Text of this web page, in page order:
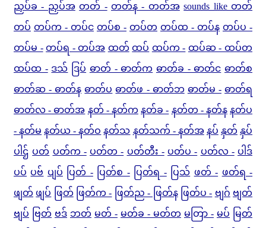
ညှပ်ခ - ညှပ်အ တတ် - တတ်န - တတ်အ sounds like တတ်
တပ် တပ်က - တပ်င တပ်စ - တပ်တ တပ်ထ - တပ်န တပ်ပ -
တပ်မ - တပ်ရ - တပ်အ ထတ် ထပ် ထပ်က - ထပ်ဆ - ထပ်တ
ထပ်ထ - ဒသ် ဒြပ် ဓာတ် - ဓာတ်က ဓာတ်ခ - ဓာတ်င ဓာတ်စ
ဓာတ်ဆ - ဓာတ်န ဓာတ်ပ ဓာတ်ဖ - ဓာတ်ဘ ဓာတ်မ - ဓာတ်ရ
ဓာတ်လ - ဓာတ်အ နတ် - နတ်က နတ်ခ - နတ်တ - နတ်န နတ်ပ
- နတ်မ နတ်ယ - နတ်ဝ နတ်သ နတ်သက် - နတ်အ နပ် နှတ် နှပ်
ပါဌ် ပတ် ပတ်က - ပတ်တ - ပတ်တီး - ပတ်ပ - ပတ်လ - ပါဒ်
ပပ် ပဗ် ပျပ် ပြတ် - ပြတ်စ - ပြတ်ရ - ပြသ် ဖတ် - ဖတ်ရ -
ဖျတ် ဖျပ် ဖြတ် ဖြတ်က - ဖြတ်ည - ဖြတ်န ဖြတ်ပ - ဗျဂ် ဗျတ်
ဗျပ် ဗြတ် ဗဒ် ဘတ် မတ် - မတ်ခ - မတ်တ မတြာ - မပ် မြတ်